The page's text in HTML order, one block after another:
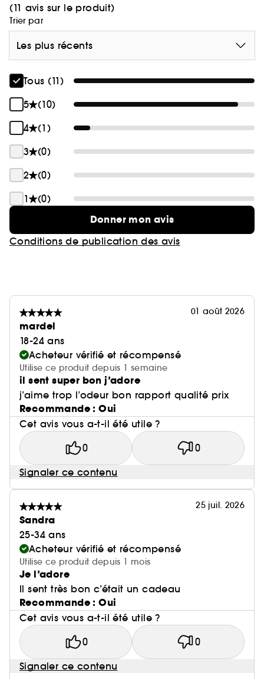
(11 avis sur le produit)
Trier par
Les plus récents
Tous (11)
5
(10)
4
(1)
3
(0)
2
(0)
1
(0)
Donner mon avis
Conditions de publication des avis
01 août 2026
mardel
18-24 ans
Acheteur vérifié et récompensé
Utilise ce produit depuis 1 semaine
il sent super bon j’adore
j’aime trop l’odeur bon rapport qualité prix
Recommande : Oui
Cet avis vous a-t-il été utile ?
0 0
Signaler ce contenu
25 juil. 2026
Sandra
25-34 ans
Acheteur vérifié et récompensé
Utilise ce produit depuis 1 mois
Je l’adore
Il sent très bon c’était un cadeau
Recommande : Oui
Cet avis vous a-t-il été utile ?
0 0
Signaler ce contenu